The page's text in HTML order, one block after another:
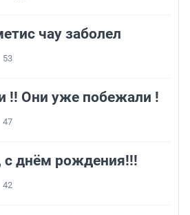
чау заболел
53
!! Они уже побежали !
47
днём рождения!!!
42